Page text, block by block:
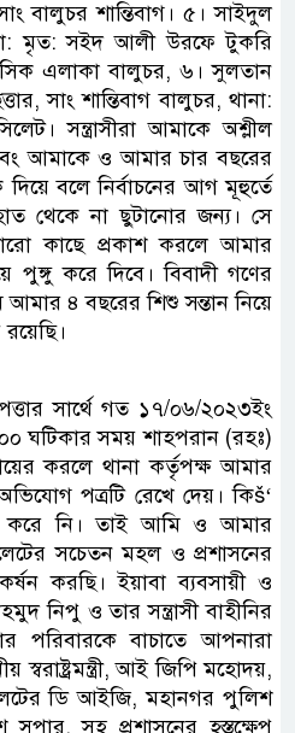
বালুচর শান্তিবাগ। ৫। সাইদুল
মৃত: সইদ আলী উরফে টুকরি
এলাকা বালুচর, ৬। সুলতান
সাং শান্তিবাগ বালুচর, থানা:
সন্ত্রাসীরা আমাকে অশ্লীল
আমাকে ও আমার চার বছরের
দিয়ে বলে নির্বাচনের আগ মূহুর্তে
থেকে না ছুটানোর জন্য। সে
কাছে প্রকাশ করলে আমার
পুঙ্গু করে দিবে। বিবাদী গণের
৪ বছরের শিশু সন্তান নিয়ে
সার্থে গত ১৭/০৬/২০২৩ইং
ঘটিকার সময় শাহপরান (রহঃ)
করলে থানা কর্তৃপক্ষ আমার
পত্রটি রেখে দেয়। কিš‘
করে নি। তাই আমি ও আমার
সচেতন মহল ও প্রশাসনের
করছি। ইয়াবা ব্যবসায়ী ও
নিপু ও তার সন্ত্রাসী বাহীনির
বাচাতে আপনারা
স্বরাষ্ট্রমন্ত্রী, আই জিপি মহোদয়,
ডি আইজি, মহানগর পুলিশ
সহ প্রশাসনের হস্তক্ষেপ